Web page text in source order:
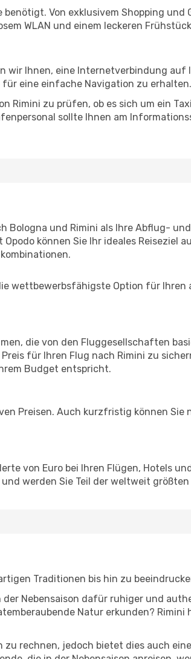
Von exklusivem Shopping und
WLAN und einem leckeren
wir Ihnen, eine Internetverbindung auf
für eine einfache Navigation zu erhalten.
Rimini zu prüfen, ob es sich um ein
sollte Ihnen am
Bologna und Rimini als Ihre Abflug-
können Sie Ihr ideales Reiseziel
wettbewerbsfähigste Option für Ihren
die von den Fluggesellschaften
für Ihren Flug nach Rimini zu
Budget entspricht.
Preisen. Auch kurzfristig können Sie
von Euro bei Ihren Flügen, Hotels
und werden Sie Teil der weltweit
Traditionen bis hin zu
Nebensaison dafür ruhiger und
Natur erkunden?
rechnen, jedoch bietet dies auch